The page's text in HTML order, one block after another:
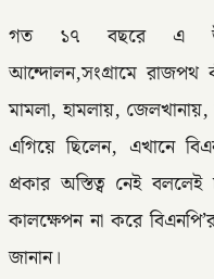
গত ১৭ বছরে এ
আন্দোলন,সংগ্রামে রাজপথ
মামলা, হামলায়,
এগিয়ে ছিলেন, এখানে
প্রকার অস্তিত্ব নেই
কালক্ষেপন না করে
জানান।